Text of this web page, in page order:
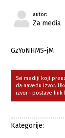
autor:
Za media
GzYoNHMS-jM
Svi mediji koji
da navedu izvor.
izvor i postave link
Kategorije: